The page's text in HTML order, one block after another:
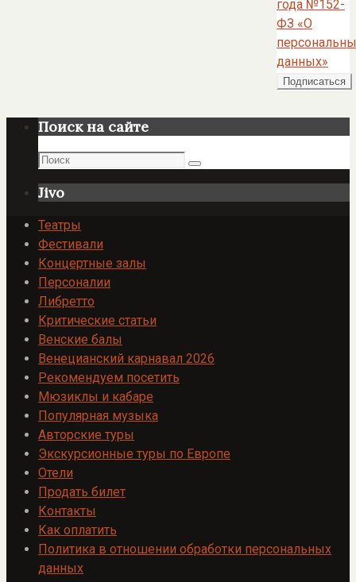
года №152-
ФЗ «О
данных»
Поиск на сайте
Поиск
Поиск
Jivo
Театры
Фестивали
Концертные залы
Персоналии
Либретто
Критические статьи
Венские балы
Венецианский карнавал 2026
Рекомендуем посетить
Мюзиклы и кабаре
Популярная музыка
Авторские туры
Экскурсионные туры по Европе
Отели
Продать билет
Контакты
Как оплатить
Политика в отношении обработки персональных
данных